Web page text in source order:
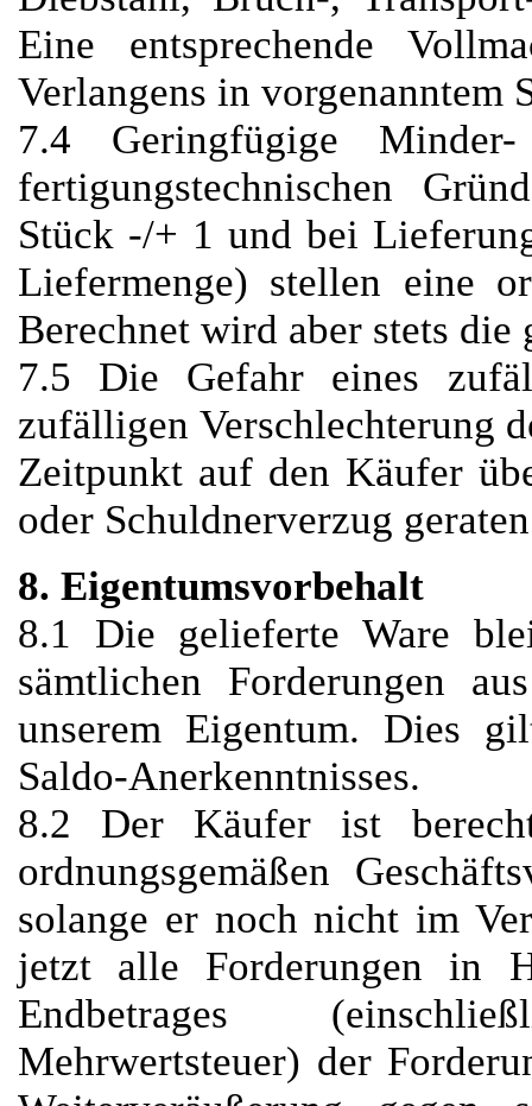
Eine entsprechende
Verlangens in vorgenanntem
7.4 Geringfügige
fertigungstechnischen
Stück -/+ 1 und bei
Liefermenge) stellen eine
Berechnet wird aber stets die
7.5 Die Gefahr eines
zufälligen Verschlechterung
Zeitpunkt auf den Käufer
oder Schuldnerverzug
8. Eigentumsvorbehalt
8.1 Die gelieferte Ware
sämtlichen Forderungen
unserem Eigentum. Dies
Saldo-Anerkenntnisses.
8.2 Der Käufer ist
ordnungsgemäßen
solange er noch nicht im
jetzt alle Forderungen in
Endbetrages
Mehrwertsteuer) der